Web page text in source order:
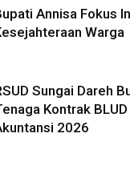
Annisa Fokus
Warga
Sungai Dareh
Kontrak
2026